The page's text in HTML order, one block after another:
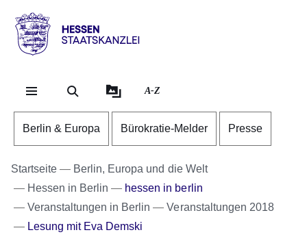
Hessen
Staatskanzlei
A-Z
Berlin & Europa Bürokratie-Melder Presse
Startseite
Berlin, Europa und die Welt
Hessen in Berlin
hessen in berlin
Veranstaltungen in Berlin
Veranstaltungen 2018
Lesung mit Eva Demski